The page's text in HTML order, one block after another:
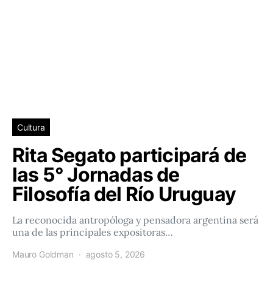
Cultura
Rita Segato participará de
las 5° Jornadas de
Filosofía del Río Uruguay
La reconocida antropóloga y pensadora argentina será
una de las principales expositoras…
Mauro Goldman agosto 5, 2026